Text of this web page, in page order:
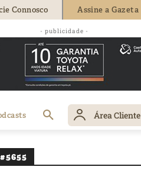
Connosco Assine a Gazeta
- publicidade -
Área Cliente